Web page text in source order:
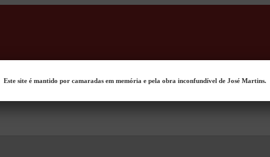
Este site é mantido por camaradas em memória e pela obra inconfundível de José Martins.